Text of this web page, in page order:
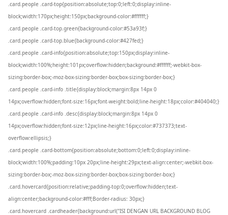
.card.people .card-top{position:absolute;top:0;left:0;display:inline-
block;width:170px;height:150px;background-color:#ffffff;}
.card.people .card-top.green{background-color:#53a93f;}
.card.people .card-top.blue{background-color:#427fed;}
.card.people .card-info{position:absolute;top:150px;display:inline-
block;width:100%;height:101px;overflow:hidden;background:#ffffff;-webkit-box-
sizing:border-box;-moz-box-sizing:border-box;box-sizing:border-box;}
.card.people .card-info .title{display:block;margin:8px 14px 0
14px;overflow:hidden;font-size:16px;font-weight:bold;line-height:18px;color:#404040;}
.card.people .card-info .desc{display:block;margin:8px 14px 0
14px;overflow:hidden;font-size:12px;line-height:16px;color:#737373;text-
overflow:ellipsis;}
.card.people .card-bottom{position:absolute;bottom:0;left:0;display:inline-
block;width:100%;padding:10px 20px;line-height:29px;text-align:center;-webkit-box-
sizing:border-box;-moz-box-sizing:border-box;box-sizing:border-box;}
.card.hovercard{position:relative;padding-top:0;overflow:hidden;text-
align:center;background-color:#fff;Border-radius: 30px;}
.card.hovercard .cardheader{background:url("ISI DENGAN URL BACKGROUND BLOG